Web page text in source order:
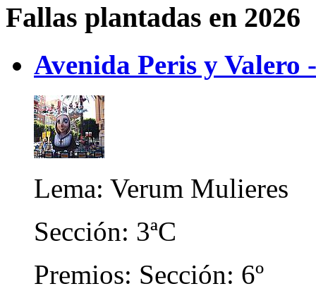
Fallas plantadas en 2026
Avenida Peris y Valero
Lema: Verum Mulieres
Sección: 3ªC
Premios: Sección: 6º